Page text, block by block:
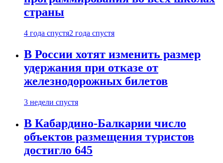
страны
4 года спустя2 года спустя
В России хотят изменить размер
удержания при отказе от
железнодорожных билетов
3 недели спустя
В Кабардино-Балкарии число
объектов размещения туристов
достигло 645